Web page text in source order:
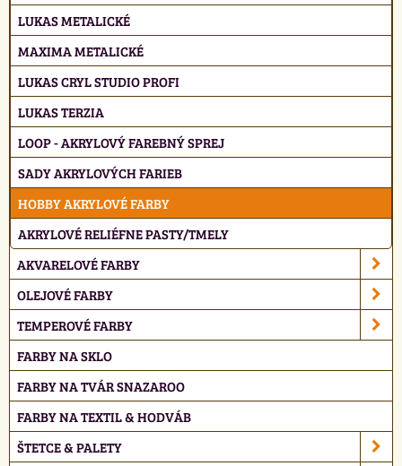
LUKAS METALICKÉ
MAXIMA METALICKÉ
LUKAS CRYL STUDIO PROFI
LUKAS TERZIA
LOOP - AKRYLOVÝ FAREBNÝ SPREJ
SADY AKRYLOVÝCH FARIEB
HOBBY AKRYLOVÉ FARBY
AKRYLOVÉ RELIÉFNE PASTY/TMELY
AKVARELOVÉ FARBY
OLEJOVÉ FARBY
TEMPEROVÉ FARBY
FARBY NA SKLO
FARBY NA TVÁR SNAZAROO
FARBY NA TEXTIL & HODVÁB
ŠTETCE & PALETY